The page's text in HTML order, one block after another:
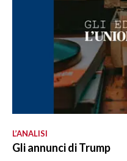
L’ANALISI
Gli annunci di Trump